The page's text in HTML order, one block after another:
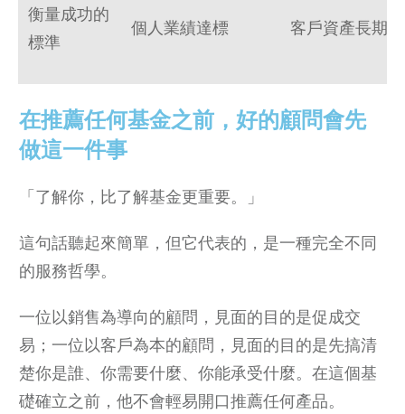
衡量成功的
標準
個人業績達標 客戶資產長期
在推薦任何基金之前，好的顧問會先
做這一件事
「了解你，比了解基金更重要。」
這句話聽起來簡單，但它代表的，是一種完全不同
的服務哲學。
一位以銷售為導向的顧問，見面的目的是促成交
易；一位以客戶為本的顧問，見面的目的是先搞清
楚你是誰、你需要什麼、你能承受什麼。在這個基
礎確立之前，他不會輕易開口推薦任何產品。